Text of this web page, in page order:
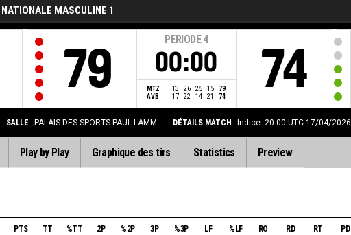
NATIONALE MASCULINE 1
79
PERIODE 4
00:00
MTZ 13 26 25 15
79
AVB
17 22 14 21 74 74
SALLE PALAIS DES SPORTS PAUL LAMM DÉTAILS MATCH Indice: 20:00 UTC 17/04/2026
Play by Play Graphique des tirs Statistics Preview
PTS TT %TT 2P %2P 3P %3P LF %LF RO RD RT PD